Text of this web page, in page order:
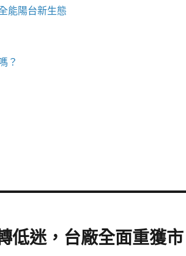
能陽台新生態
？
低迷，台廠全面重獲市